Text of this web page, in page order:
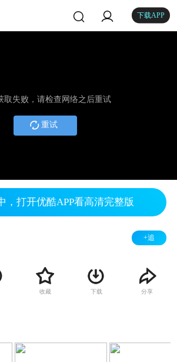
下载APP
取失败，请检查网络之后重试
重试
，打开优酷APP看高清完整版
+追
收藏 下载 分享